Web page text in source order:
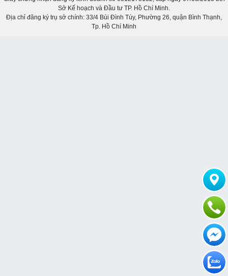
Sở Kế hoạch và Đầu tư TP. Hồ Chí Minh.
Địa chỉ đăng ký trụ sở chính: 33/4 Bùi Đình Túy, Phường 26, quận Bình Thạnh,
Tp. Hồ Chí Minh